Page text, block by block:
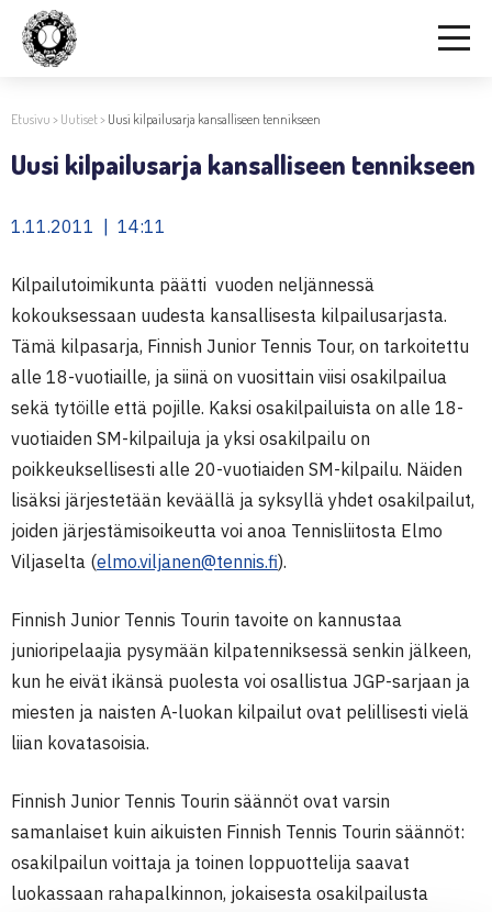
Etusivu > Uutiset> Uusi kilpailusarja kansalliseen tennikseen
Uusi kilpailusarja kansalliseen tennikseen
1.11.2011 | 14:11
Kilpailutoimikunta päätti vuoden neljännessä
kokouksessaan uudesta kansallisesta kilpailusarjasta.
Tämä kilpasarja, Finnish Junior Tennis Tour, on tarkoitettu
alle 18-vuotiaille, ja siinä on vuosittain viisi osakilpailua
sekä tytöille että pojille. Kaksi osakilpailuista on alle 18-
vuotiaiden SM-kilpailuja ja yksi osakilpailu on
poikkeuksellisesti alle 20-vuotiaiden SM-kilpailu. Näiden
lisäksi järjestetään keväällä ja syksyllä yhdet osakilpailut,
joiden järjestämisoikeutta voi anoa Tennisliitosta Elmo
Viljaselta (elmo.viljanen@tennis.fi).
Finnish Junior Tennis Tourin tavoite on kannustaa
junioripelaajia pysymään kilpatenniksessä senkin jälkeen,
kun he eivät ikänsä puolesta voi osallistua JGP-sarjaan ja
miesten ja naisten A-luokan kilpailut ovat pelillisesti vielä
liian kovatasoisia.
Finnish Junior Tennis Tourin säännöt ovat varsin
samanlaiset kuin aikuisten Finnish Tennis Tourin säännöt:
osakilpailun voittaja ja toinen loppuottelija saavat
luokassaan rahapalkinnon, jokaisesta osakilpailusta